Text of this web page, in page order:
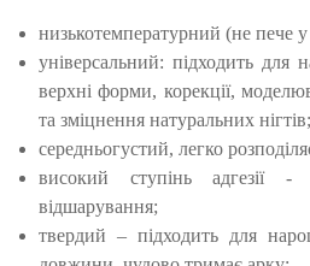
низькотемпературний (не пече у
універсальний: підходить для
верхні форми, корекції,
та зміцнення натуральних нігтів;
середньогустий, легко
високий ступінь адгезії -
відшарування;
твердий – підходить для